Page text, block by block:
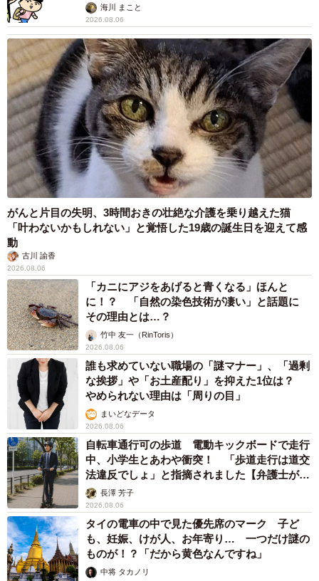
海川 まこと
2026.08.06
がんと片目の失明、3時間おきの壮絶な介護を乗り越えた猫
「叶わないかもしれない」と覚悟した19歳の誕生日を迎えて感
動
古川 諭香
2026.08.06
「カニにアジをあげると青くなる」ほんと
に！？ 「自然の染色技術が凄い」と話題に
その理由とは…？
竹中 友一（RinToris）
2026.08.06
誰も求めていない職場の「謎マナー」、「過剰
な挨拶」や「お土産配り」を抑えた1位は？
やめられない理由は「周りの目」
まいどなデータ
2026.08.06
自転車通行可の歩道 電動キックボードで走行
中、小学生とあわや衝突！ 「歩道走行は道交
法違反でしょ」と指摘されました【弁護士が解
説】長澤 芳子
2026.08.06
タイの電車の中で見た優先席のマーク 子ど
も、妊娠、けが人、お年寄り… 一つだけ謎の
ものが！？「だから黄色なんですね」
中将 タカノリ